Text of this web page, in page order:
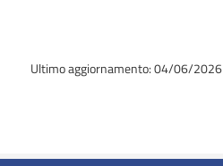
Ultimo aggiornamento: 04/06/2026